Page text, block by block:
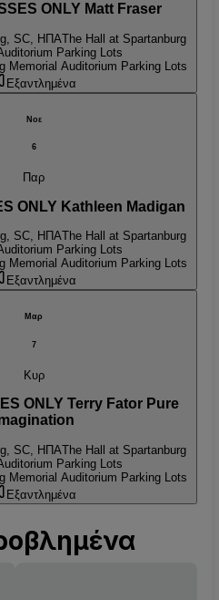
ONLY Matt Fraser
SC, ΗΠΑThe Hall at Spartanburg
Parking Lots
Memorial Auditorium Parking Lots
Εξαντλημένα
Νοε
6
Παρ
ONLY Kathleen Madigan
SC, ΗΠΑThe Hall at Spartanburg
Parking Lots
Memorial Auditorium Parking Lots
Εξαντλημένα
Μαρ
7
Κυρ
ONLY Terry Fator Pure
SC, ΗΠΑThe Hall at Spartanburg
Parking Lots
Memorial Auditorium Parking Lots
Εξαντλημένα